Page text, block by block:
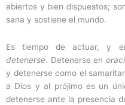
abiertos y bien dispuestos;
sana y sostiene el mundo.
Es tiempo de actuar, y
detenerse. Detenerse en
y detenerse como el
a Dios y al prójimo es un
detenerse ante la presencia